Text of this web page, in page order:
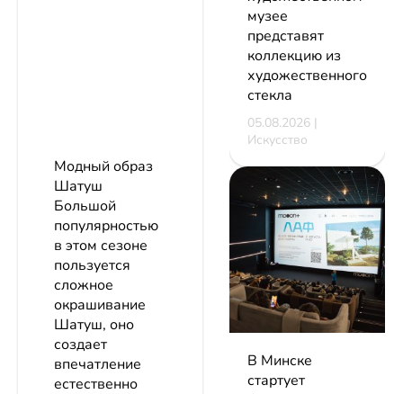
Модный образ
Шатуш
Большой
популярностью
в этом сезоне
пользуется
сложное
окрашивание
Шатуш, оно
создает
впечатление
естественно
музее
представят
коллекцию из
художественного
стекла
05.08.2026 |
Искусство
В Минске
стартует